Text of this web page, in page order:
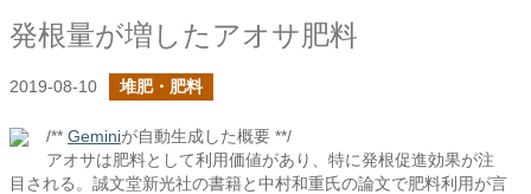
発根量が増したアオサ肥料
2019-08-10 堆肥・肥料
/** Geminiが自動生成した概要 **/
アオサは肥料として利用価値があり、特に発根促進効果が注
目される。誠文堂新光社の書籍と中村和重氏の論文で肥料利用が言